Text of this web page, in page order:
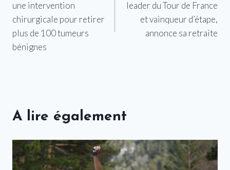
l’article
une intervention
chirurgicale pour retirer
plus de 100 tumeurs
bénignes
leader du Tour de France
et vainqueur d’étape,
annonce sa retraite
A lire également